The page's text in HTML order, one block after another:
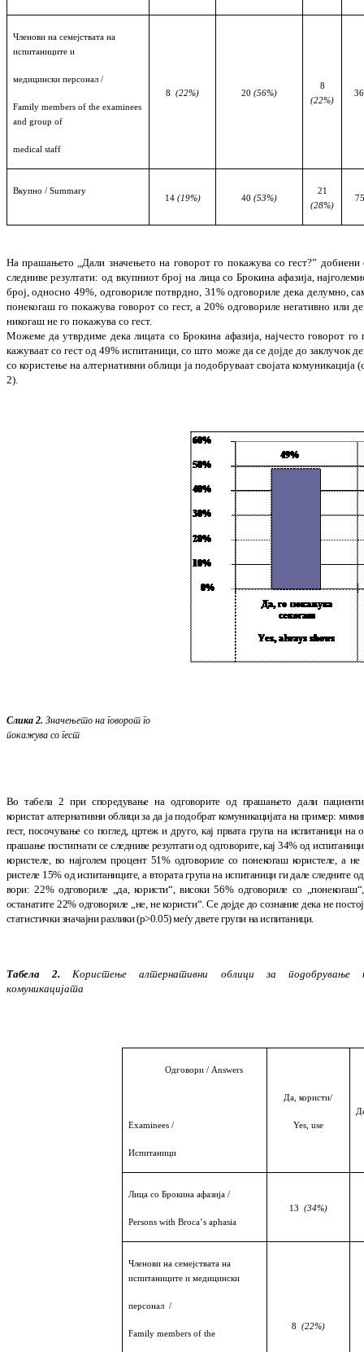
Членови на семејствата на
испитаниците и
медицински персонал /
Family members of the examinees
and group of
medical staff
8 (22%) 20 (56%)
8
(22%)
36
Вкупно / Summary
14 (19%) 40 (53%)
21
(28%)
На прашањето „Дали значењето на говорот го покажува со гест?” добиени
следниве резултати: од вкупниот број на лица со Брокина афазија,
број, односно 49%, одговориле потврдно, 31% одговориле дека делумно,
понекогаш го покажува говорот со гест, а 20% одговориле негативно или
никогаш не го покажува со гест.
Можеме да утврдиме дека лицата со Брокина афазија, најчесто говорот го
кажуваат со гест од 49% испитаници, со што може да се дојде до заклучок
со користење на алтернативни облици ја подобруваат својата комуникација
2).
Слика 2. Значењето на говорот го
покажува со гест
Во табела 2 при споредување на одговорите од прашањето дали
користат алтернативни облици за да ја подобрат комуникацијата на пример:
гест, посочување со поглед, цртеж и друго, кај првата група на испитаници на
прашање постигнати се следниве резултати од одго­ворите, кај 34% од испита
користеле, во најголем процент 51% одговориле со понекогаш користеле, а не
ристеле 15% од испи­таниците, а втората група на испи­тани­ци ги дале следните од
вори: 22% одго­вориле „да, користи“, високи 56% одгово­риле со „поне
останатите 22% одго­вориле „не, не користи“.Се дојде до сознание дека не
статистички значајни разлики (р>0.05) меѓу двете групи на испитаници.
Табела 2. Користење алтернативни облици за подобрување
комуникацијата
Одговори / Answers
Examinees /
Испитаници
Да, користи/
Yes, use
Лица со Брокина афазија /
Persons with Broca’s aphasia
13 (34%)
Членови на семејствата на
испитаниците и медицински
персонал /
Family members of the
8 (22%)